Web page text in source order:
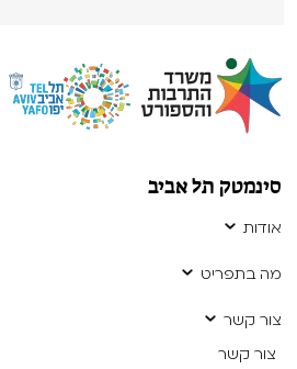
סינמטק תל אביב
אודות
מה בתפריט
צור קשר
צור קשר